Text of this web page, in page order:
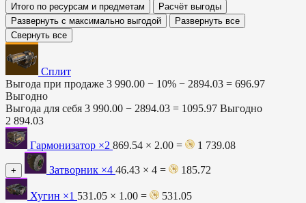
Итого по ресурсам и предметам
Расчёт выгоды
Развернуть с максимально выгодой
Развернуть все
Свернуть все
Сплит
Выгода при продаже 3 990.00 − 10% − 2894.03 = 696.97
Выгодно
Выгода для себя 3 990.00 − 2894.03 = 1095.97 Выгодно
2 894.03
Гармонизатор ×2 869.54 × 2.00 = 1 739.08
+ Затворник ×4 46.43 × 4 = 185.72
Хугин ×1 531.05 × 1.00 = 531.05